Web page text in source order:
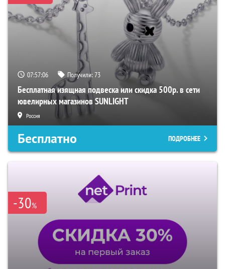
07:57:06 Получили:73
Бесплатная изящная подвеска или скидка 500р. в сети
ювелирных магазинов SUNLIGHT
Россия
Бесплатно ПОДРОБНЕЕ
-30%